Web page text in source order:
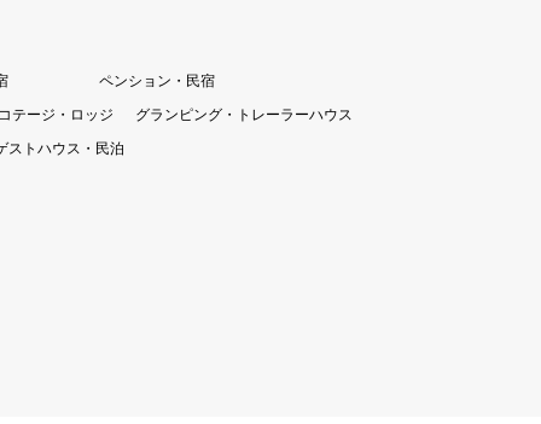
ペンション・民宿
テージ・ロッジ
グランピング・トレーラーハウス
ストハウス・民泊